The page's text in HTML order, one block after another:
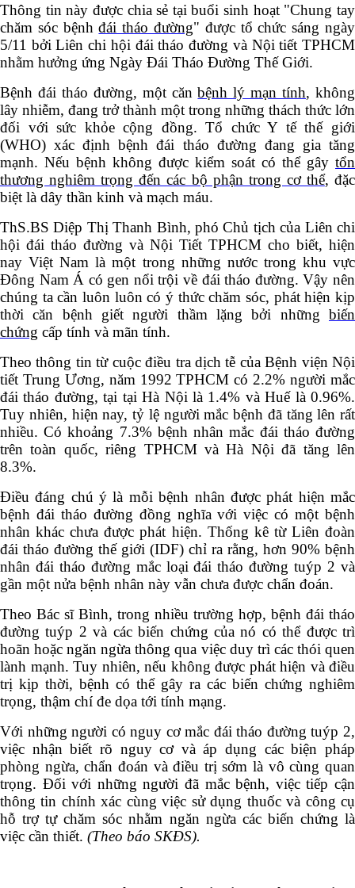
Thông tin này được chia sẻ tại buổi sinh hoạt "Chung tay
chăm sóc bệnhđái tháo đường" được tổ chức sáng ngày
5/11 bởi Liên chi hội đái tháo đường và Nội tiết TPHCM
nhằm hưởng ứng Ngày Đái Tháo Đường Thế Giới.
Bệnh đái tháo đường, một cănbệnh lý mạn tính, không
lây nhiễm, đang trở thành một trong những thách thức lớn
đối với sức khỏe cộng đồng. Tổ chức Y tế thế giới
(WHO) xác định bệnh đái tháo đường đang gia tăng
mạnh. Nếu bệnh không được kiểm soát có thể gây tổn
thương nghiêm trọng đến các bộ phận trong cơ thể, đặc
biệt là dây thần kinh và mạch máu.
ThS.BS Diệp Thị Thanh Bình, phó Chủ tịch của Liên chi
hội đái tháo đường và Nội Tiết TPHCM cho biết, hiện
nay Việt Nam là một trong những nước trong khu vực
Đông Nam Á có gen nổi trội về đái tháo đường. Vậy nên
chúng ta cần luôn luôn có ý thức chăm sóc, phát hiện kịp
thời căn bệnh giết người thầm lặng bởi những biến
chứng cấp tính và mãn tính.
Theo thông tin từ cuộc điều tra dịch tễ của Bệnh viện Nội
tiết Trung Ương, năm 1992 TPHCM có 2.2% người mắc
đái tháo đường, tại tại Hà Nội là 1.4% và Huế là 0.96%.
Tuy nhiên, hiện nay, tỷ lệ người mắc bệnh đã tăng lên rất
nhiều. Có khoảng 7.3% bệnh nhân mắc đái tháo đường
trên toàn quốc, riêng TPHCM và Hà Nội đã tăng lên
8.3%.
Điều đáng chú ý là mỗi bệnh nhân được phát hiện mắc
bệnh đái tháo đường đồng nghĩa với việc có một bệnh
nhân khác chưa được phát hiện. Thống kê từ Liên đoàn
đái tháo đường thế giới (IDF) chỉ ra rằng, hơn 90% bệnh
nhân đái tháo đường mắc loại đái tháo đường tuýp 2 và
gần một nửa bệnh nhân này vẫn chưa được chẩn đoán.
Theo Bác sĩ Bình, trong nhiều trường hợp, bệnh đái tháo
đường tuýp 2 và các biến chứng của nó có thể được trì
hoãn hoặc ngăn ngừa thông qua việc duy trì các thói quen
lành mạnh. Tuy nhiên, nếu không được phát hiện và điều
trị kịp thời, bệnh có thể gây ra các biến chứng nghiêm
trọng, thậm chí đe dọa tới tính mạng.
Với những người có nguy cơ mắc đái tháo đường tuýp 2,
việc nhận biết rõ nguy cơ và áp dụng các biện pháp
phòng ngừa, chẩn đoán và điều trị sớm là vô cùng quan
trọng. Đối với những người đã mắc bệnh, việc tiếp cận
thông tin chính xác cùng việc sử dụng thuốc và công cụ
hỗ trợ tự chăm sóc nhằm ngăn ngừa các biến chứng là
việc cần thiết. (Theo báo SKĐS).